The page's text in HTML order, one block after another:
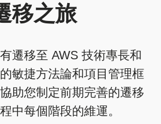
移之旅
遷移至 AWS 技術專長和
敏捷方法論和項目管理框
助您制定前期完善的遷移
中每個階段的維運。